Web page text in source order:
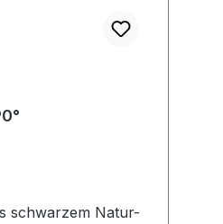
schwarzem Natur-